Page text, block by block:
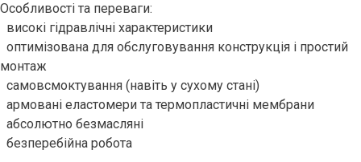
Особливості та переваги:
високі гідравлічні характеристики
оптимізована для обслуговування конструкція і простий
монтаж
самовсмоктування (навіть у сухому стані)
армовані еластомери та термопластичні мембрани
абсолютно безмасляні
безперебійна робота